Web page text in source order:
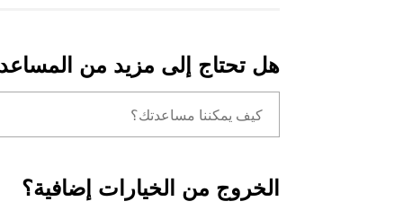
هل تحتاج إلى مزيد من
الخروج من الخيارات إضافية؟